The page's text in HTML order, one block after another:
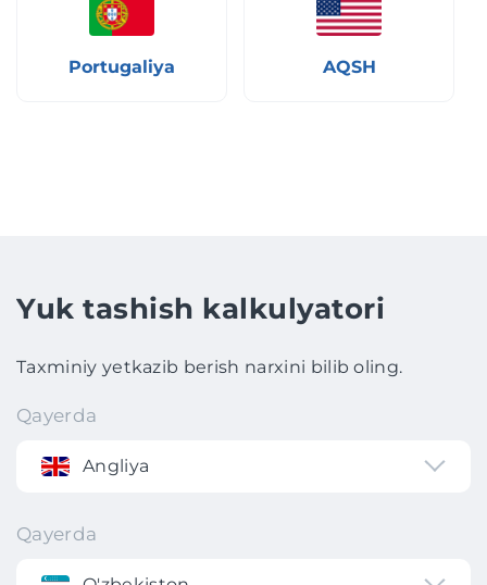
Portugaliya AQSH
Yuk tashish kalkulyatori
Taxminiy yetkazib berish narxini bilib oling.
Qayerda
Angliya
Qayerda